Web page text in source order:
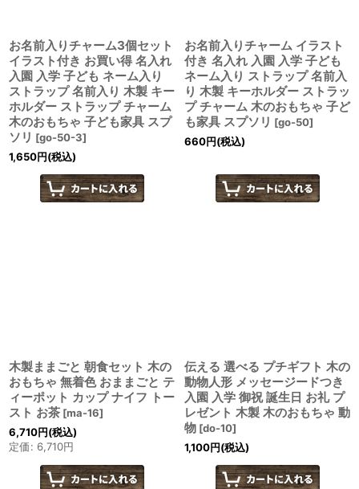
お名前入りチャーム3個セット
イラスト付き お買い得 名入れ
入園 入学 子ども ネーム入り
ストラップ 名前入り 木製 キー
ホルダー ストラップ チャーム
木のおもちゃ 子ども家具 スプ
ソリ [go-50-3]
1,650円(税込)
お名前入りチャーム イラスト
付き 名入れ 入園 入学 子ども
ネーム入り ストラップ 名前入
り 木製 キーホルダー ストラッ
プ チャーム 木のおもちゃ 子ど
も家具 スプソリ [go-50]
660円(税込)
木製ままごと 朝食セット 木の
おもちゃ 無着色 おままごと テ
ィーポット カップ ナイフ トー
スト お茶 [ma-16]
6,710円(税込)
定価: 6,710円
伝える 選べる プチギフト 木の
動物人形 メッセージードつき
入園 入学 御祝 誕生日 お礼 プ
レゼント 木製 木のおもちゃ 動
物 [do-10]
1,100円(税込)